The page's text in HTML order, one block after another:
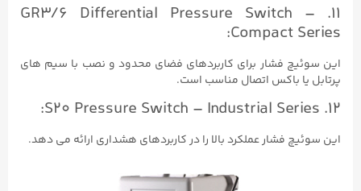
11. GR3/6 Differential Pressure Switch –
Compact Series:
این سوئیچ فشار برای کاربردهای فضای محدود و نصب با سیم های
پرتابل یا باکس اتصال مناسب است.
12. S20 Pressure Switch – Industrial Series:
این سوئیچ فشار عملکرد بالا را در کاربردهای هشداری ارائه می دهد.